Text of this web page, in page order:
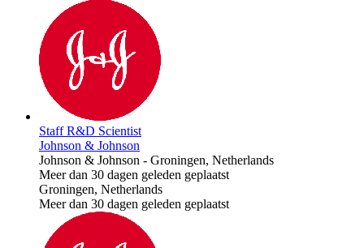
Staff R&D Scientist
Johnson & Johnson
Johnson & Johnson - Groningen, Netherlands
Meer dan 30 dagen geleden geplaatst
Groningen, Netherlands
Meer dan 30 dagen geleden geplaatst